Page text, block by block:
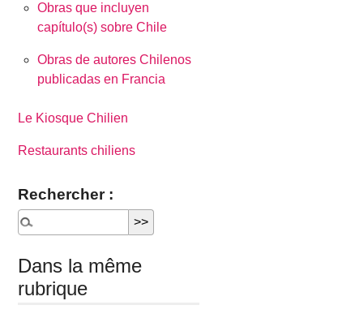
Obras que incluyen
capítulo(s) sobre Chile
Obras de autores Chilenos
publicadas en Francia
Le Kiosque Chilien
Restaurants chiliens
Rechercher :
Dans la même
rubrique